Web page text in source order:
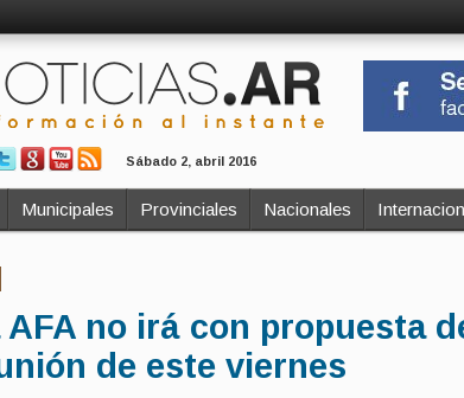
Sábado 2, abril 2016
Municipales Provinciales Nacionales
AFA no irá con propuesta
de este viernes